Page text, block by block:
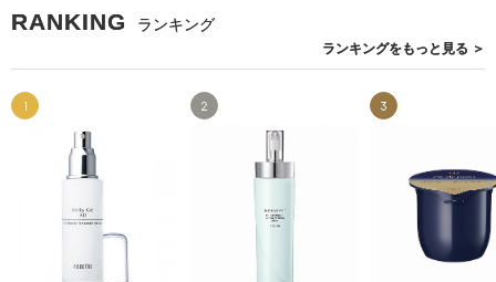
RANKING ランキング
ランキングをもっと見る ＞
1 2 3